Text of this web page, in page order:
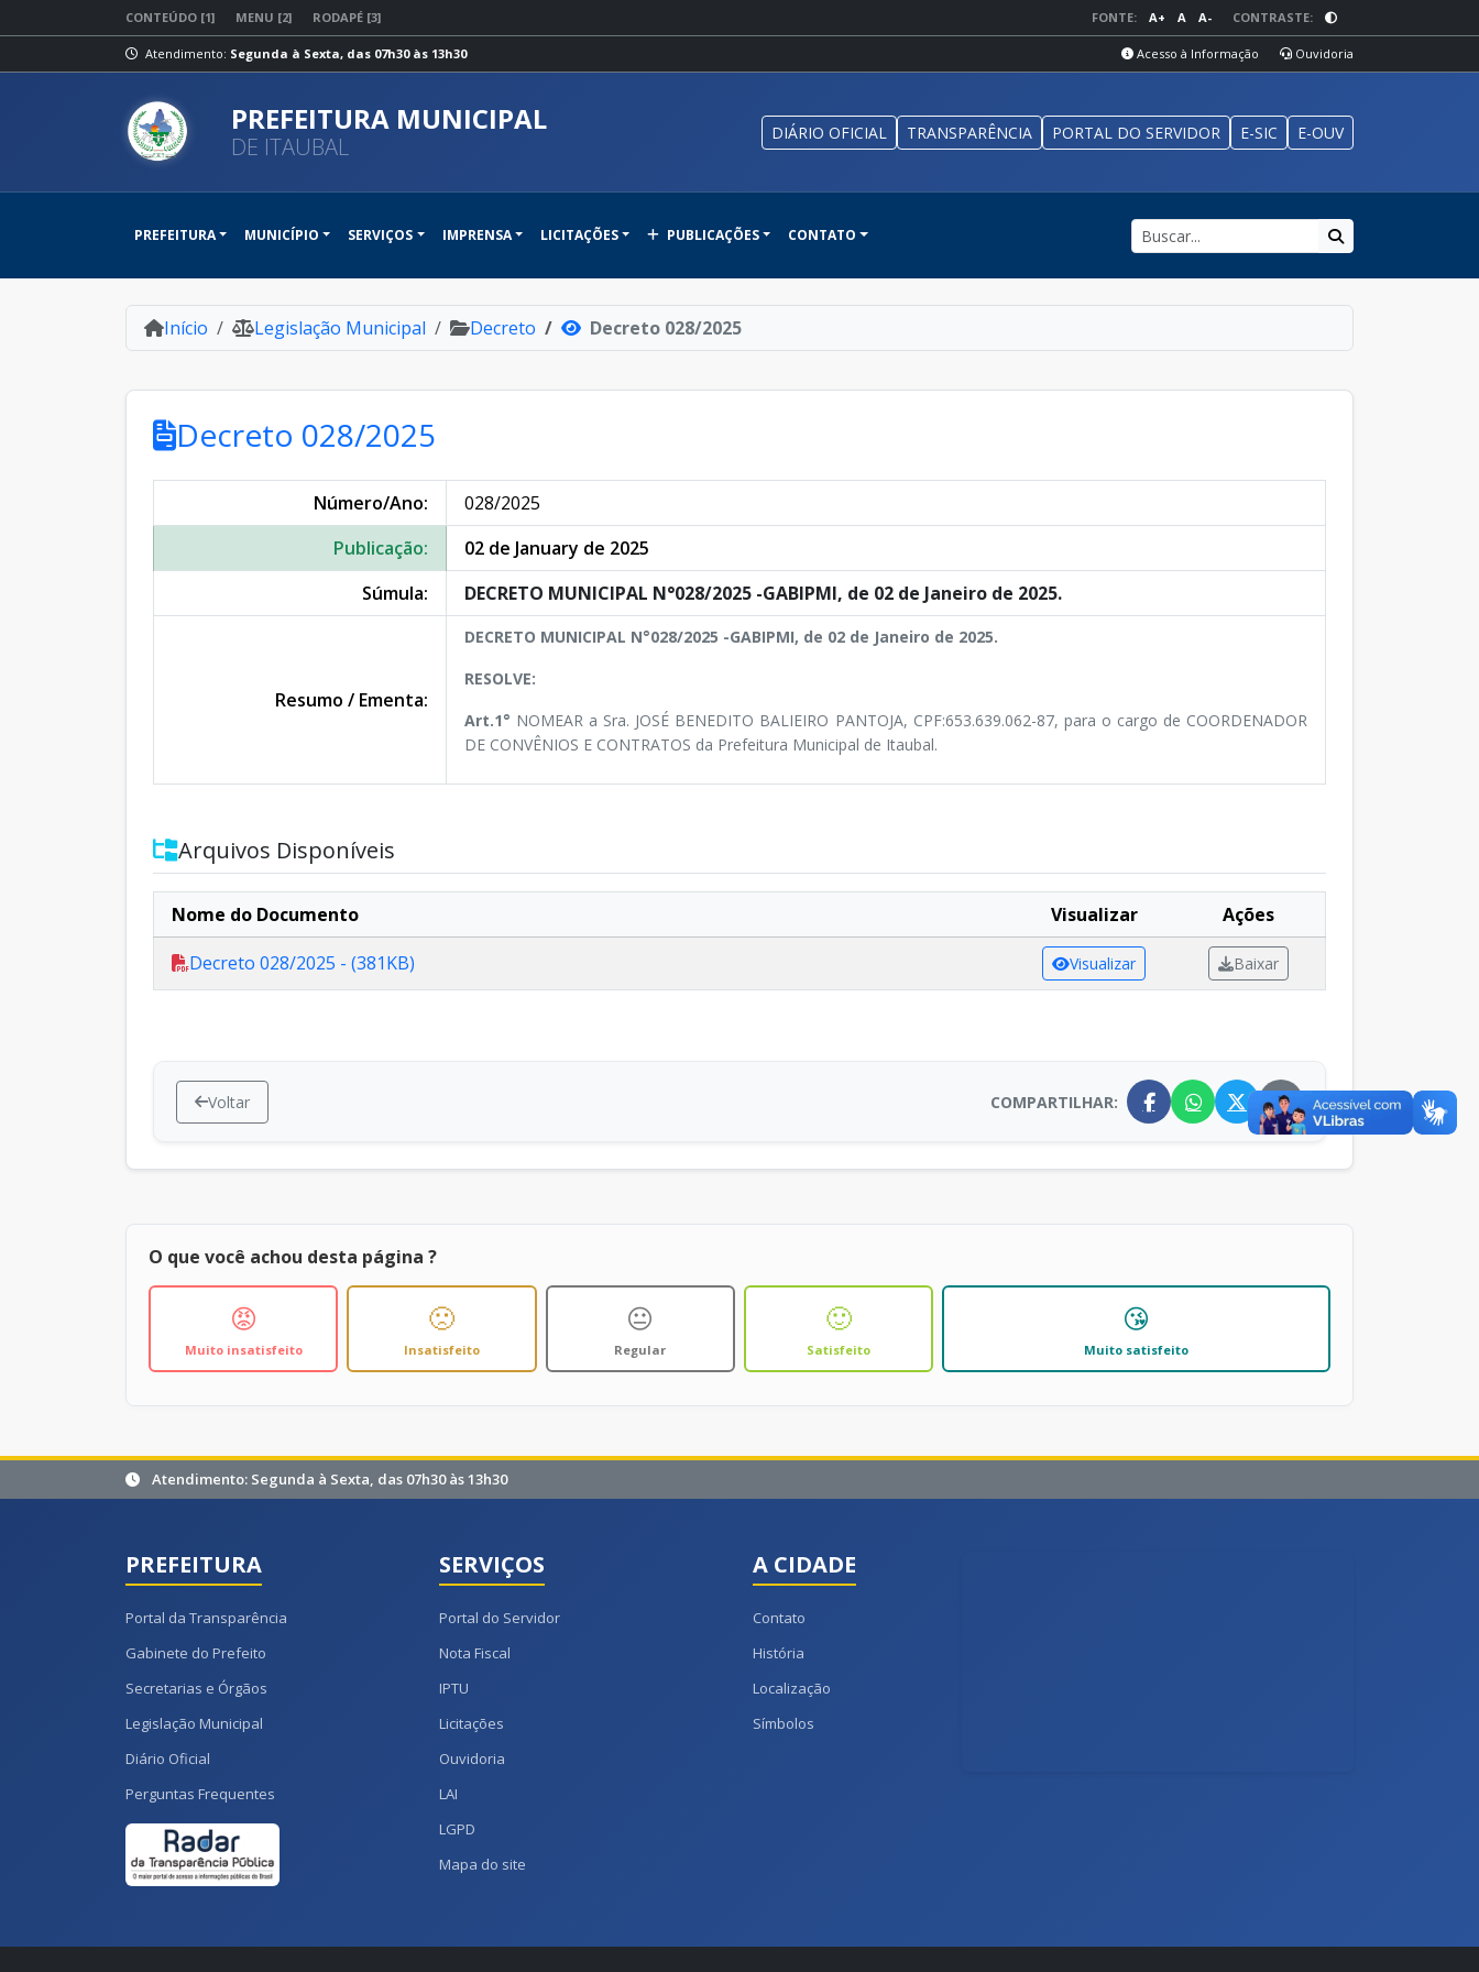
CONTEÚDO [1] MENU [2] RODAPÉ [3] FONTE: A+ A A- CONTRASTE:
Atendimento: Segunda à Sexta, das 07h30 às 13h30 Acesso à Informação Ouvidoria
PREFEITURA MUNICIPAL
DE ITAUBAL DIÁRIO OFICIAL TRANSPARÊNCIA PORTAL DO SERVIDOR E-SIC E-OUV
PREFEITURA MUNICÍPIO SERVIÇOS IMPRENSA LICITAÇÕES PUBLICAÇÕES CONTATO
Início Legislação Municipal Decreto Decreto 028/2025
Decreto 028/2025
Número/Ano:
028/2025
Publicação:
02 de January de 2025
Súmula:
DECRETO MUNICIPAL N°028/2025 -GABIPMI, de 02 de Janeiro de 2025.
Resumo / Ementa:
DECRETO MUNICIPAL N°028/2025 -GABIPMI, de 02 de Janeiro de 2025.
RESOLVE:
Art.1° NOMEAR a Sra. JOSÉ BENEDITO BALIEIRO PANTOJA, CPF:653.639.062-87, para o cargo de COORDENADOR
DE CONVÊNIOS E CONTRATOS da Prefeitura Municipal de Itaubal.
Arquivos Disponíveis
Nome do Documento Visualizar
Ações
Decreto 028/2025 - (381KB)
Visualizar Baixar
Voltar COMPARTILHAR:
O que você achou desta página ?
😡
Muito insatisfeito
🙁
Insatisfeito
😐
Regular
🙂
Satisfeito
😘
Muito satisfeito
Atendimento: Segunda à Sexta, das 07h30 às 13h30
PREFEITURA
Portal da Transparência
Gabinete do Prefeito
Secretarias e Órgãos
Legislação Municipal
Diário Oficial
Perguntas Frequentes
SERVIÇOS
Portal do Servidor
Nota Fiscal
IPTU
Licitações
Ouvidoria
LAI
LGPD
Mapa do site
A CIDADE
Contato
História
Localização
Símbolos